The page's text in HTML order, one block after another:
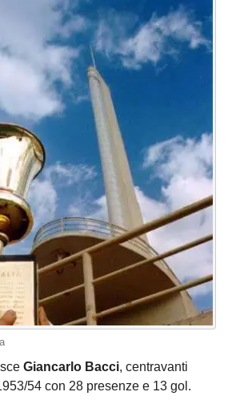
Giancarlo Bacci, centravanti
54 con 28 presenze e 13 gol.